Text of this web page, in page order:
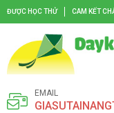
ĐƯỢC HỌC THỬ CAM KẾT
EMAIL